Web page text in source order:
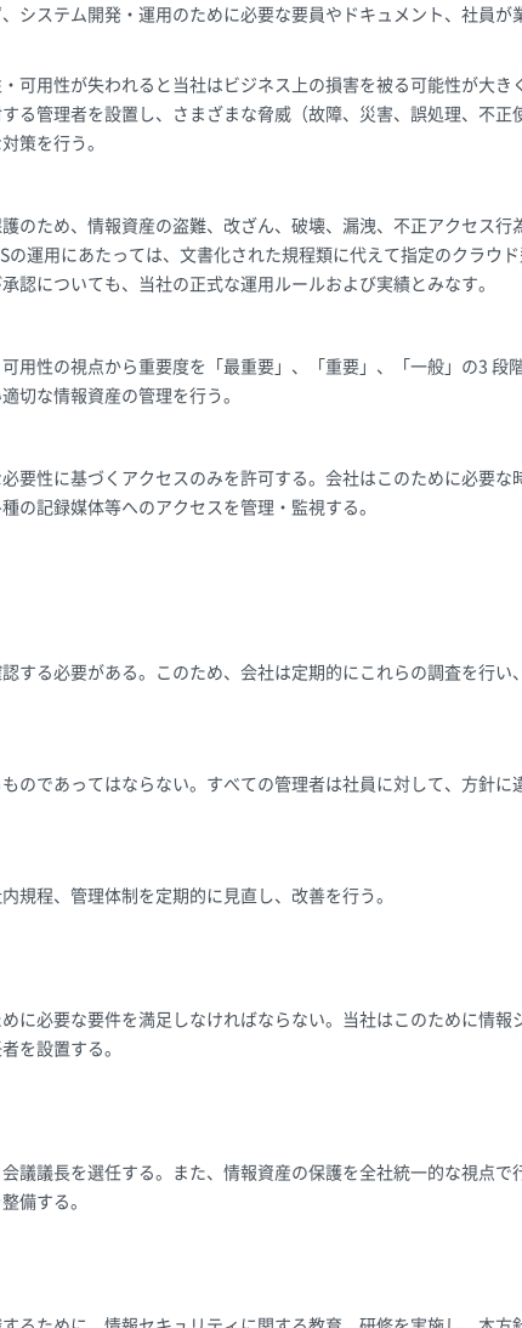
システム開発・運用のために必要な要員やドキュメント、社員が
可用性が失われると当社はビジネス上の損害を被る可能性が大き
る管理者を設置し、さまざまな脅威（故障、災害、誤処理、不正
策を行う。
のため、情報資産の盗難、改ざん、破壊、漏洩、不正アクセス行
の運用にあたっては、文書化された規程類に代えて指定のクラウ
認についても、当社の正式な運用ルールおよび実績とみなす。
用性の視点から重要度を「最重要」、「重要」、「一般」の3 段
切な情報資産の管理を行う。
要性に基づくアクセスのみを許可する。会社はこのために必要な
の記録媒体等へのアクセスを管理・監視する。
する必要がある。このため、会社は定期的にこれらの調査を行い
のであってはならない。すべての管理者は社員に対して、方針に
規程、管理体制を定期的に見直し、改善を行う。
に必要な要件を満足しなければならない。当社はこのために情報
を設置する。
議議長を選任する。また、情報資産の保護を全社統一的な視点で
備する。